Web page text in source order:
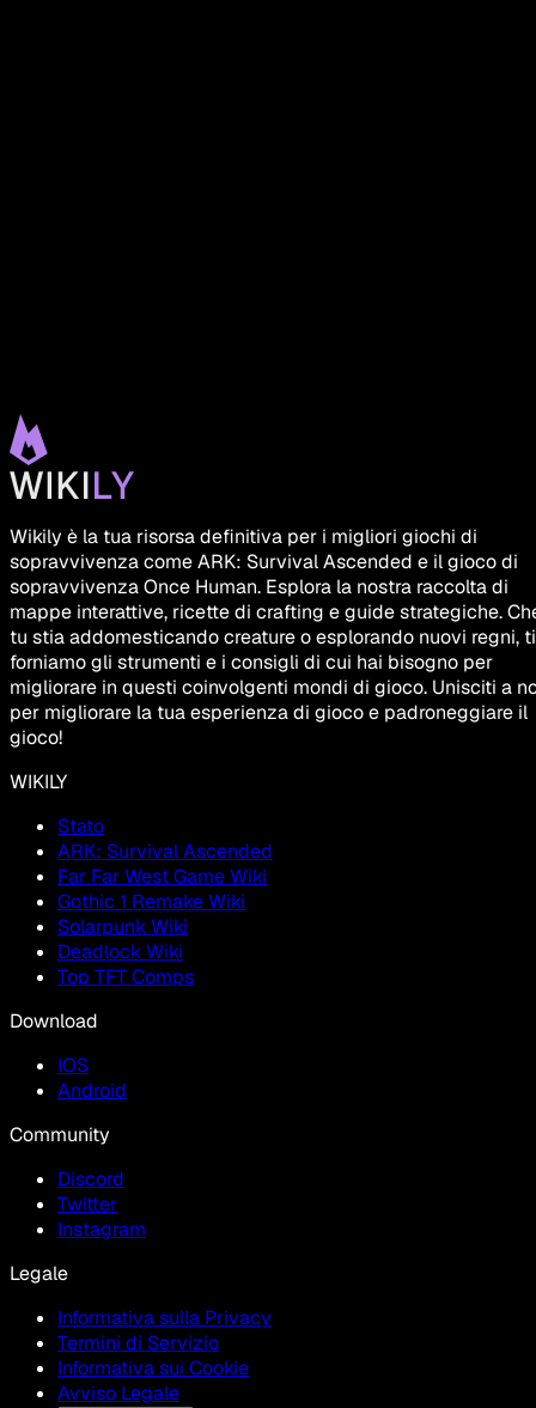
Wikily è la tua risorsa definitiva per i migliori giochi di
sopravvivenza come ARK: Survival Ascended e il gioco di
sopravvivenza Once Human. Esplora la nostra raccolta di
mappe interattive, ricette di crafting e guide strategiche.
tu stia addomesticando creature o esplorando nuovi regni, ti
forniamo gli strumenti e i consigli di cui hai bisogno per
migliorare in questi coinvolgenti mondi di gioco. Unisciti a
per migliorare la tua esperienza di gioco e padroneggiare il
gioco!
WIKILY
Stato
ARK: Survival Ascended
Far Far West Game Wiki
Gothic 1 Remake Wiki
Solarpunk Wiki
Deadlock Wiki
Top TFT Comps
Download
IOS
Android
Community
Discord
Twitter
Instagram
Legale
Informativa sulla Privacy
Termini di Servizio
Informativa sui Cookie
Avviso Legale